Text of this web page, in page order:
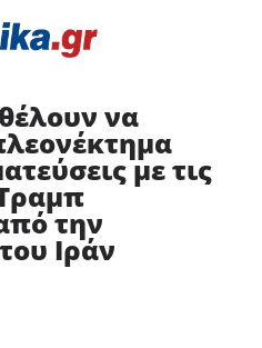
να
με τις
την
Ιράν